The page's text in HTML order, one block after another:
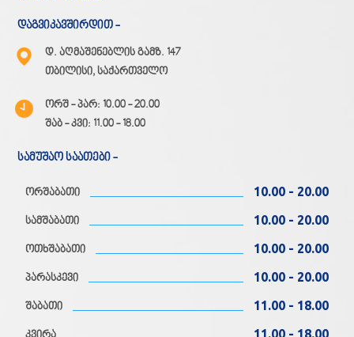
დაგვიკავშირდით -
დ. აღმაშენებლის გამზ. 147
თბილისი, საქართველო
ორშ - პარ: 10.00 - 20.00
შაბ - კვი: 11.00 - 18.00
სამუშაო საათები -
ორშაბათი 10.00 - 20.00
სამშაბათი 10.00 - 20.00
ოთხშაბათი 10.00 - 20.00
პარასკევი 10.00 - 20.00
შაბათი 11.00 - 18.00
11.00 - 18.00